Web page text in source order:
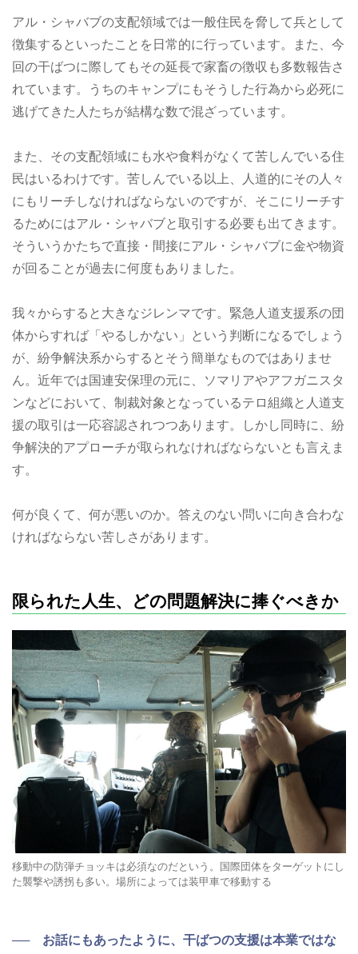
アル・シャバブの支配領域では一般住民を脅して兵として
徴集するといったことを日常的に行っています。また、今
回の干ばつに際してもその延長で家畜の徴収も多数報告さ
れています。うちのキャンプにもそうした行為から必死に
逃げてきた人たちが結構な数で混ざっています。
また、その支配領域にも水や食料がなくて苦しんでいる住
民はいるわけです。苦しんでいる以上、人道的にその人々
にもリーチしなければならないのですが、そこにリーチす
るためにはアル・シャバブと取引する必要も出てきます。
そういうかたちで直接・間接にアル・シャバブに金や物資
が回ることが過去に何度もありました。
我々からすると大きなジレンマです。緊急人道支援系の団
体からすれば「やるしかない」という判断になるでしょう
が、紛争解決系からするとそう簡単なものではありませ
ん。近年では国連安保理の元に、ソマリアやアフガニスタ
ンなどにおいて、制裁対象となっているテロ組織と人道支
援の取引は一応容認されつつあります。しかし同時に、紛
争解決的アプローチが取られなければならないとも言えま
す。
何が良くて、何が悪いのか。答えのない問いに向き合わな
ければならない苦しさがあります。
限られた人生、どの問題解決に捧ぐべきか
移動中の防弾チョッキは必須なのだという。国際団体をターゲットにし
た襲撃や誘拐も多い。場所によっては装甲車で移動する
── お話にもあったように、干ばつの支援は本業ではな